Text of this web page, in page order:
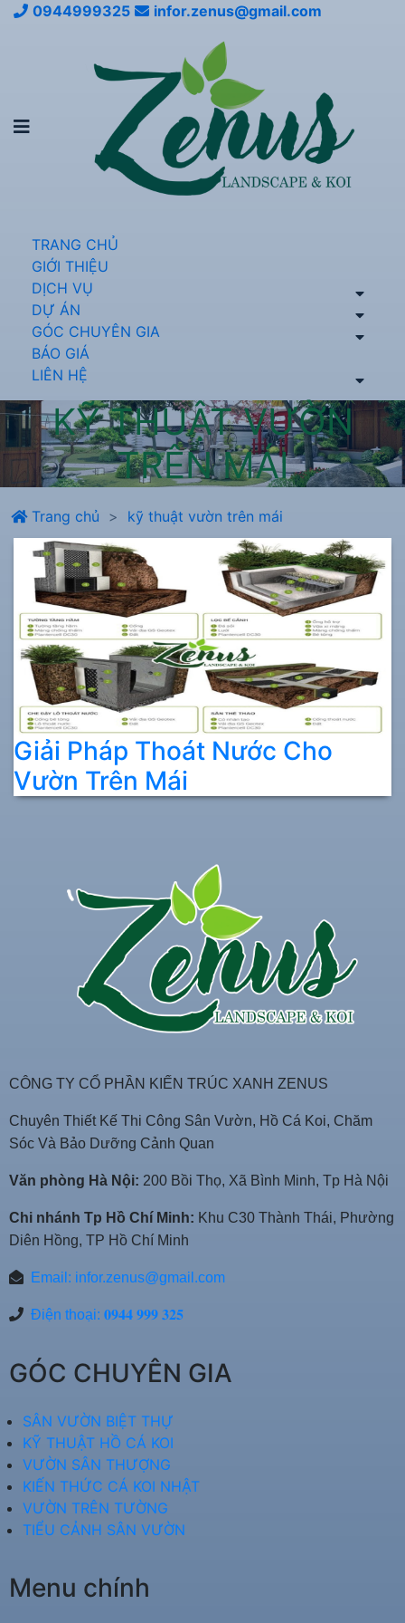
0944999325 infor.zenus@gmail.com
TRANG CHỦ
GIỚI THIỆU
DỊCH VỤ
DỰ ÁN
GÓC CHUYÊN GIA
BÁO GIÁ
LIÊN HỆ
KỸ THUẬT VƯỜN
TRÊN MÁI
Trang chủ kỹ thuật vườn trên mái
Giải Pháp Thoát Nước Cho
Vườn Trên Mái
CÔNG TY CỔ PHẦN KIẾN TRÚC XANH ZENUS
Chuyên Thiết Kế Thi Công Sân Vườn, Hồ Cá Koi, Chăm
Sóc Và Bảo Dưỡng Cảnh Quan
Văn phòng Hà Nội: 200 Bồi Thọ, Xã Bình Minh, Tp Hà Nội
Chi nhánh Tp Hồ Chí Minh: Khu C30 Thành Thái, Phường
Diên Hồng, TP Hồ Chí Minh
Email: infor.zenus@gmail.com
Điện thoại: 𝟎𝟗𝟒𝟒 𝟗𝟗𝟗 𝟑𝟐𝟓
GÓC CHUYÊN GIA
SÂN VƯỜN BIỆT THỰ
KỸ THUẬT HỒ CÁ KOI
VƯỜN SÂN THƯỢNG
KIẾN THỨC CÁ KOI NHẬT
VƯỜN TRÊN TƯỜNG
TIỂU CẢNH SÂN VƯỜN
Menu chính